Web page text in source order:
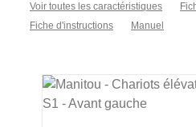
Voir toutes les caractéristiques
Fiche d'instructions
Manuel
Ignorer la galerie d'images